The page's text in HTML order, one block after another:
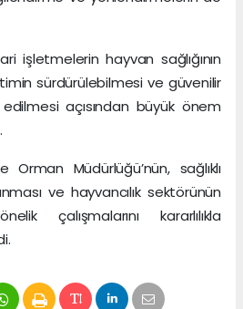
işletmelerin hayvan sağlığının
sürdürülebilmesi ve güvenilir
açısından büyük önem
Müdürlüğü’nün, sağlıklı
ve hayvancılık sektörünün
çalışmalarını kararlılıkla